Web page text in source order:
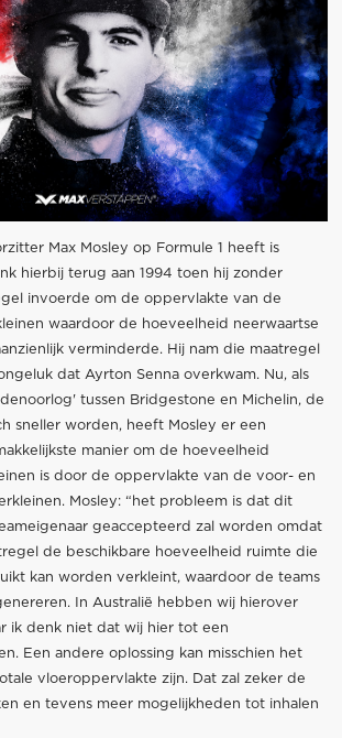
Max Mosley op Formule 1 heeft is
hierbij terug aan 1994 toen hij zonder
invoerde om de oppervlakte van de
waardoor de hoeveelheid neerwaartse
verminderde. Hij nam die maatregel
dat Ayrton Senna overkwam. Nu, als
tussen Bridgestone en Michelin, de
sneller worden, heeft Mosley er een
manier om de hoeveelheid
is door de oppervlakte van de voor- en
Mosley: “het probleem is dat dit
geaccepteerd zal worden omdat
de beschikbare hoeveelheid ruimte die
kan worden verkleint, waardoor de teams
In Australië hebben wij hierover
ik denk niet dat wij hier tot een
Een andere oplossing kan misschien het
vloeroppervlakte zijn. Dat zal zeker de
en tevens meer mogelijkheden tot inhalen